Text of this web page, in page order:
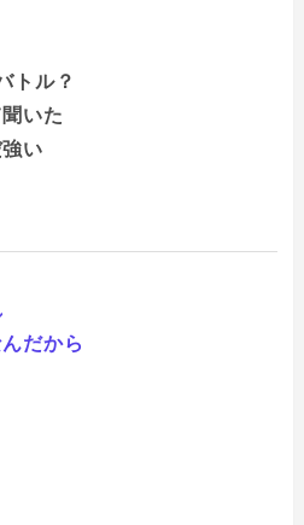
トル？
いた
い
だから